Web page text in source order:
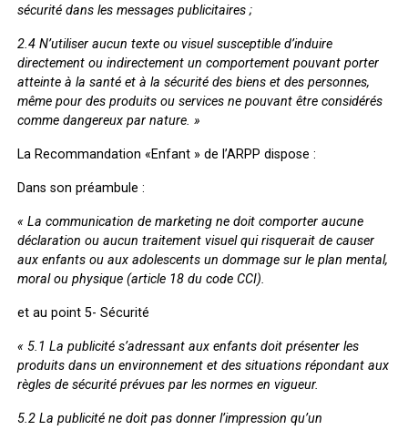
sécurité dans les messages publicitaires ;
2.4 N’utiliser aucun texte ou visuel susceptible d’induire
directement ou indirectement un comportement pouvant porter
atteinte à la santé et à la sécurité des biens et des personnes,
même pour des produits ou services ne pouvant être considérés
comme dangereux par nature. »
La Recommandation «Enfant » de l’ARPP dispose :
Dans son préambule :
« La communication de marketing ne doit comporter aucune
déclaration ou aucun traitement visuel qui risquerait de causer
aux enfants ou aux adolescents un dommage sur le plan mental,
moral ou physique (article 18 du code CCI).
et au point 5- Sécurité
« 5.1 La publicité s’adressant aux enfants doit présenter les
produits dans un environnement et des situations répondant aux
règles de sécurité prévues par les normes en vigueur.
5.2 La publicité ne doit pas donner l’impression qu’un